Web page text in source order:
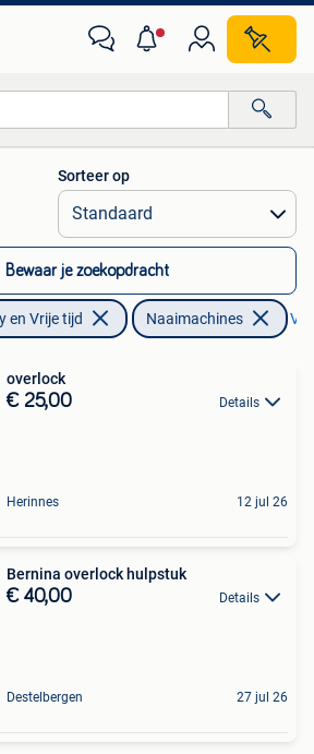
Alle afstanden…
Sorteer op
Bewaar je zoekopdracht
en Vrije tijd Naaimachines
overlock
€ 25,00 Details
Herinnes 12 jul 26
Bernina overlock hulpstuk
€ 40,00 Details
Destelbergen 27 jul 26